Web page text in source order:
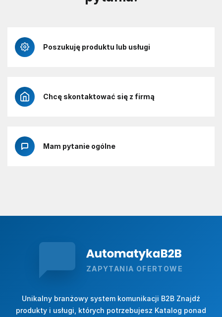
Poszukuję produktu lub usługi
Chcę skontaktować się z firmą
Mam pytanie ogólne
ZAPYTANIA OFERTOWE
Unikalny branżowy system komunikacji B2B Znajdź
produkty i usługi, których potrzebujesz Katalog ponad